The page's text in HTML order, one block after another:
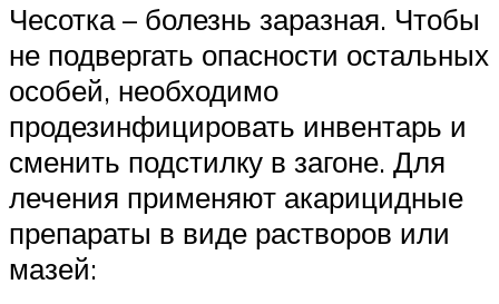
Чесотка – болезнь заразная. Чтобы
не подвергать опасности остальных
особей, необходимо
продезинфицировать инвентарь и
сменить подстилку в загоне. Для
лечения применяют акарицидные
препараты в виде растворов или
мазей: